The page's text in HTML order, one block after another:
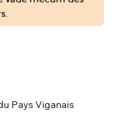
Pays Viganais